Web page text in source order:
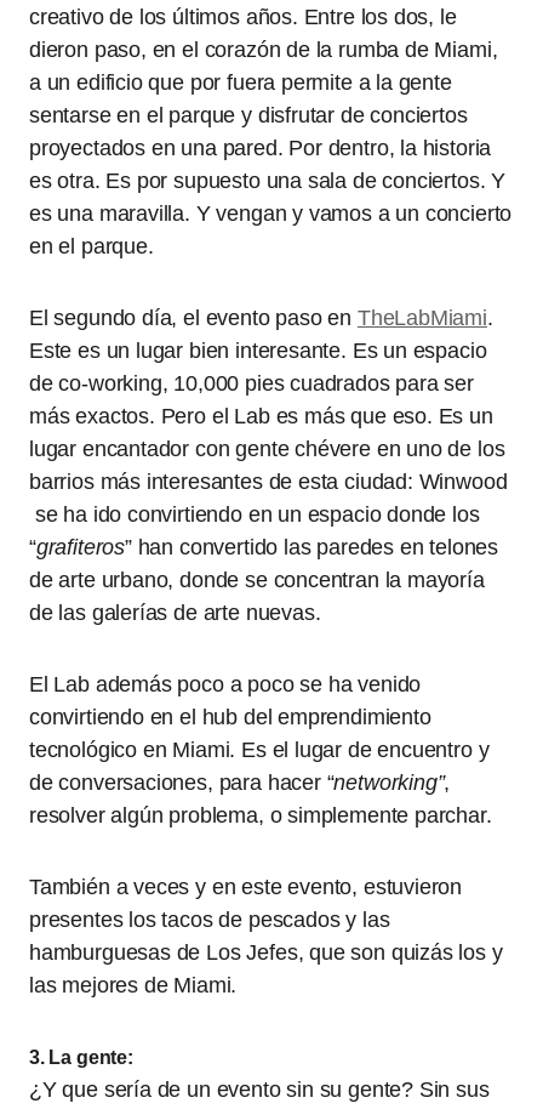
creativo de los últimos años. Entre los dos, le
dieron paso, en el corazón de la rumba de Miami,
a un edificio que por fuera permite a la gente
sentarse en el parque y disfrutar de conciertos
proyectados en una pared. Por dentro, la historia
es otra. Es por supuesto una sala de conciertos. Y
es una maravilla. Y vengan y vamos a un concierto
en el parque.
El segundo día, el evento paso en TheLabMiami.
Este es un lugar bien interesante. Es un espacio
de co-working, 10,000 pies cuadrados para ser
más exactos. Pero el Lab es más que eso. Es un
lugar encantador con gente chévere en uno de los
barrios más interesantes de esta ciudad: Winwood
se ha ido convirtiendo en un espacio donde los
“grafiteros” han convertido las paredes en telones
de arte urbano, donde se concentran la mayoría
de las galerías de arte nuevas.
El Lab además poco a poco se ha venido
convirtiendo en el hub del emprendimiento
tecnológico en Miami. Es el lugar de encuentro y
de conversaciones, para hacer “networking”,
resolver algún problema, o simplemente parchar.
También a veces y en este evento, estuvieron
presentes los tacos de pescados y las
hamburguesas de Los Jefes, que son quizás los y
las mejores de Miami.
3. La gente:
¿Y que sería de un evento sin su gente? Sin sus